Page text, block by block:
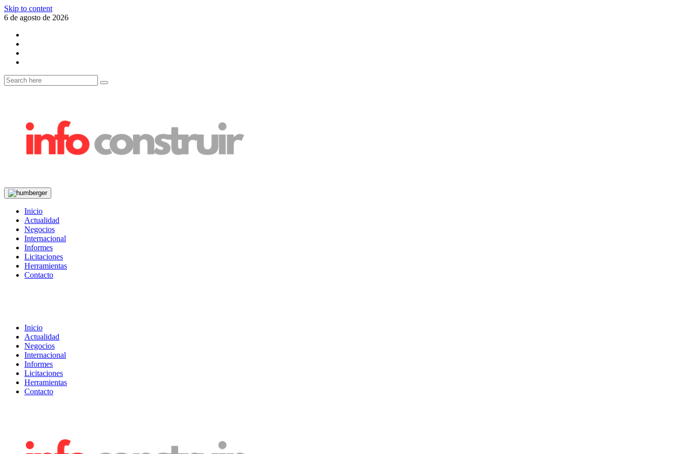
Skip to content
6 de agosto de 2026
Inicio
Actualidad
Negocios
Internacional
Informes
Licitaciones
Herramientas
Contacto
Inicio
Actualidad
Negocios
Internacional
Informes
Licitaciones
Herramientas
Contacto